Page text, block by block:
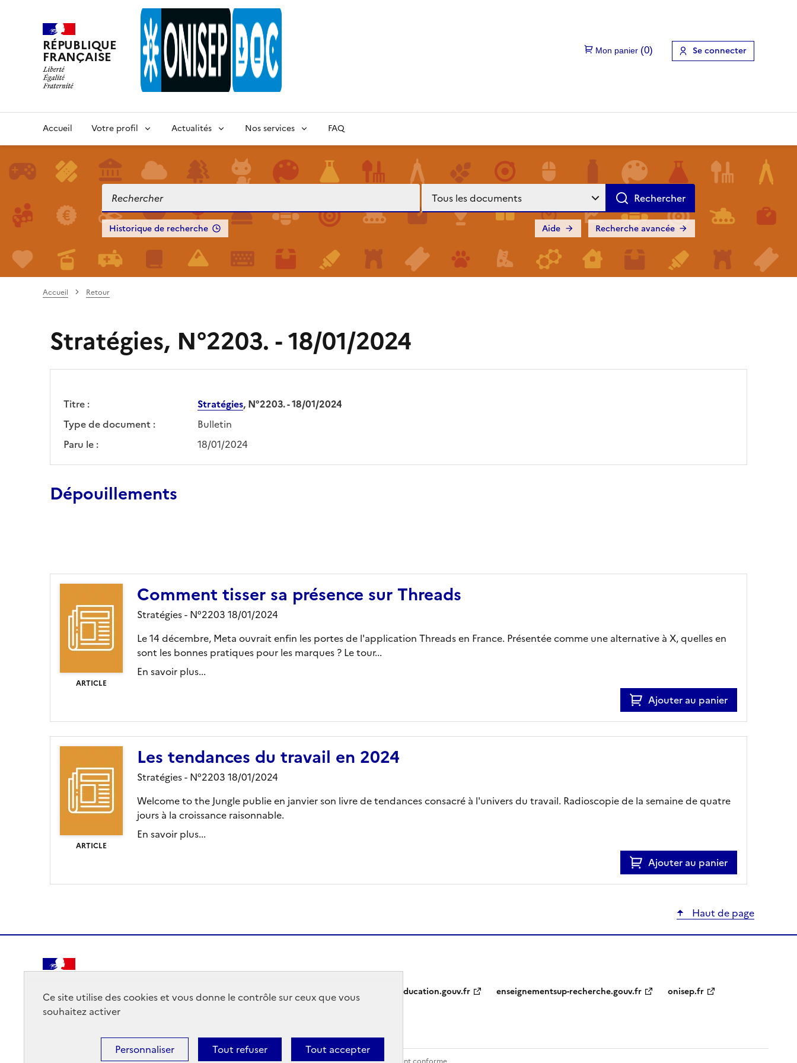
Ce site utilise des cookies et vous donne le contrôle sur ceux que vous
souhaitez activer
Tout accepter
Tout refuser
Personnaliser
RÉPUBLIQUE
FRANÇAISE Se connecter
Accueil Votre profil Actualités Nos services FAQ
Historique de recherche Recherche avancée
Aide
Accueil Retour
Stratégies, N°2203. - 18/01/2024
Titre : Stratégies, N°2203. - 18/01/2024
Type de document :
Bulletin
Paru le :
18/01/2024
Dépouillements
ARTICLE
Comment tisser sa présence sur Threads
Stratégies - N°2203 18/01/2024
Le 14 décembre, Meta ouvrait enfin les portes de l'application Threads en France. Présentée comme une alternative à X, quelles en
sont les bonnes pratiques pour les marques ? Le tour...
En savoir plus...
Ajouter au panier
ARTICLE
Les tendances du travail en 2024
Stratégies - N°2203 18/01/2024
Welcome to the Jungle publie en janvier son livre de tendances consacré à l'univers du travail. Radioscopie de la semaine de quatre
jours à la croissance raisonnable.
En savoir plus...
Ajouter au panier
Haut de page
FRANÇAISE education.gouv.fr enseignementsup-recherche.gouv.fr onisep.fr